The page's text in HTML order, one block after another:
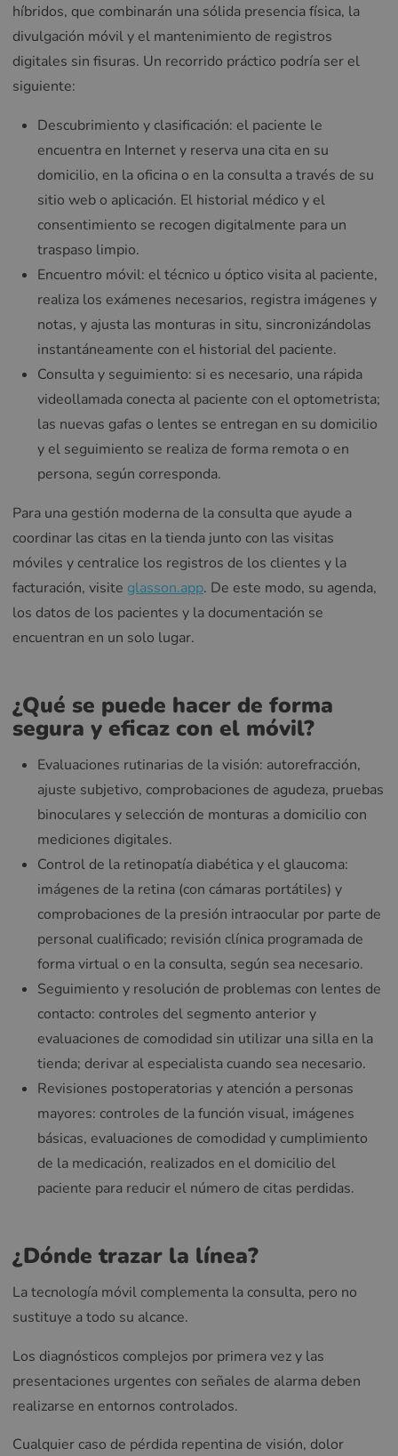
híbridos, que combinarán una sólida presencia física, la
divulgación móvil y el mantenimiento de registros
digitales sin fisuras. Un recorrido práctico podría ser el
siguiente:
Descubrimiento y clasificación: el paciente le
encuentra en Internet y reserva una cita en su
domicilio, en la oficina o en la consulta a través de su
sitio web o aplicación. El historial médico y el
consentimiento se recogen digitalmente para un
traspaso limpio.
Encuentro móvil: el técnico u óptico visita al paciente,
realiza los exámenes necesarios, registra imágenes y
notas, y ajusta las monturas in situ, sincronizándolas
instantáneamente con el historial del paciente.
Consulta y seguimiento: si es necesario, una rápida
videollamada conecta al paciente con el optometrista;
las nuevas gafas o lentes se entregan en su domicilio
y el seguimiento se realiza de forma remota o en
persona, según corresponda.
Para una gestión moderna de la consulta que ayude a
coordinar las citas en la tienda junto con las visitas
móviles y centralice los registros de los clientes y la
facturación, visite glasson.app. De este modo, su agenda,
los datos de los pacientes y la documentación se
encuentran en un solo lugar.
¿Qué se puede hacer de forma
segura y eficaz con el móvil?
Evaluaciones rutinarias de la visión: autorefracción,
ajuste subjetivo, comprobaciones de agudeza, pruebas
binoculares y selección de monturas a domicilio con
mediciones digitales.
Control de la retinopatía diabética y el glaucoma:
imágenes de la retina (con cámaras portátiles) y
comprobaciones de la presión intraocular por parte de
personal cualificado; revisión clínica programada de
forma virtual o en la consulta, según sea necesario.
Seguimiento y resolución de problemas con lentes de
contacto: controles del segmento anterior y
evaluaciones de comodidad sin utilizar una silla en la
tienda; derivar al especialista cuando sea necesario.
Revisiones postoperatorias y atención a personas
mayores: controles de la función visual, imágenes
básicas, evaluaciones de comodidad y cumplimiento
de la medicación, realizados en el domicilio del
paciente para reducir el número de citas perdidas.
¿Dónde trazar la línea?
La tecnología móvil complementa la consulta, pero no
sustituye a todo su alcance.
Los diagnósticos complejos por primera vez y las
presentaciones urgentes con señales de alarma deben
realizarse en entornos controlados.
Cualquier caso de pérdida repentina de visión, dolor